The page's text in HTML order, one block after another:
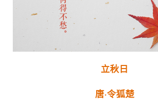
立秋日
唐·令狐楚